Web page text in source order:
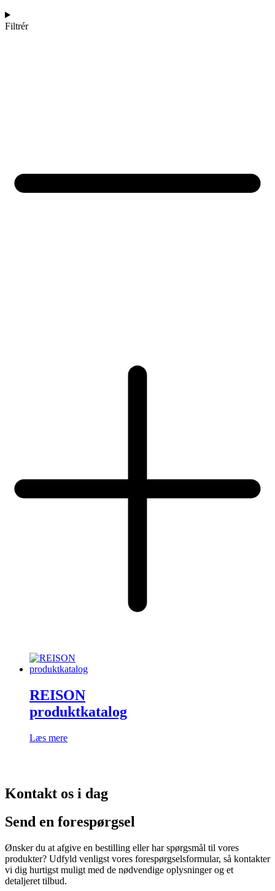
Filtrér
REISON
produktkatalog
Læs mere
Kontakt os i dag
Send en forespørgsel
Ønsker du at afgive en bestilling eller har spørgsmål til vores
produkter? Udfyld venligst vores forespørgselsformular, så kontakter
vi dig hurtigst muligt med de nødvendige oplysninger og et
detaljeret tilbud.